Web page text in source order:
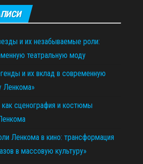
и их незабываемые роли:
театральную моду
и их вклад в современную
Ленкома»
как сценография и костюмы
Ленкома в кино: трансформация
в массовую культуру»